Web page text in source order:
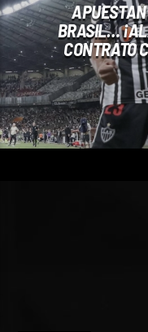
BRASIL…
CONTRATO